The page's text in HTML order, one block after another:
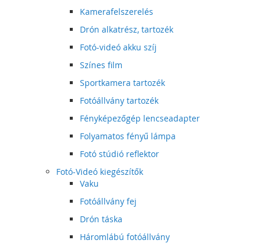
Kamerafelszerelés
Drón alkatrész, tartozék
Fotó-videó akku szíj
Színes film
Sportkamera tartozék
Fotóállvány tartozék
Fényképezőgép lencseadapter
Folyamatos fényű lámpa
Fotó stúdió reflektor
Fotó-Videó kiegészítők
Vaku
Fotóállvány fej
Drón táska
Háromlábú fotóállvány